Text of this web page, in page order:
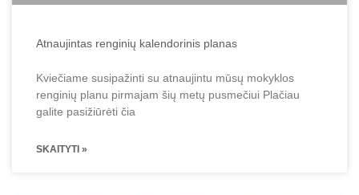
Atnaujintas renginių kalendorinis planas
Kviečiame susipažinti su atnaujintu mūsų mokyklos
renginių planu pirmajam šių metų pusmečiui Plačiau
galite pasižiūrėti čia
SKAITYTI »